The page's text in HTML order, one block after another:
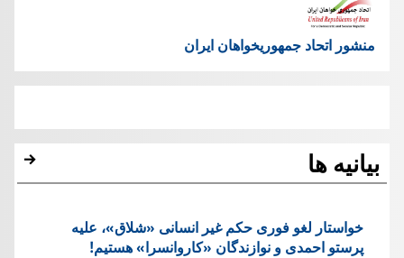
منشور اتحاد جمهوریخواهان ایران
بیانیه ها
خواستار لغو فوری حکم غیر انسانی «شلاق»، علیه
پرستو احمدی و نوازندگان «کاروانسرا» هستیم!